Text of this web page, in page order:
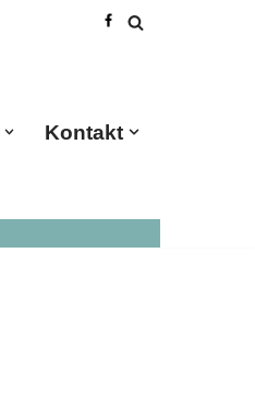
Kontakt